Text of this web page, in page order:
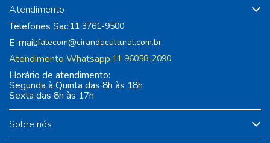
Sobre nós
Atendimento
Telefones Sac:11 3761-9500
E-mail:falecom@cirandacultural.com.br
Atendimento Whatsapp:11 96058-2090
Horário de atendimento:
Segunda à Quinta das 8h às 18h
Sexta das 8h às 17h